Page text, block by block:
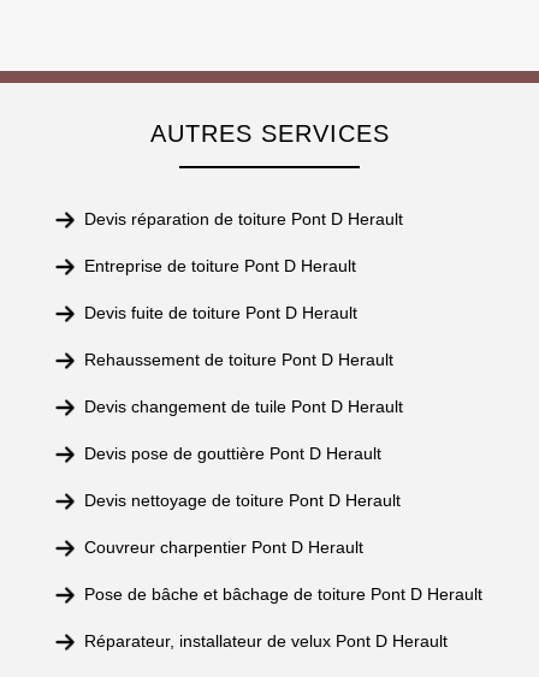
AUTRES SERVICES
Devis réparation de toiture Pont D Herault
Entreprise de toiture Pont D Herault
Devis fuite de toiture Pont D Herault
Rehaussement de toiture Pont D Herault
Devis changement de tuile Pont D Herault
Devis pose de gouttière Pont D Herault
Devis nettoyage de toiture Pont D Herault
Couvreur charpentier Pont D Herault
Pose de bâche et bâchage de toiture Pont D Herault
Réparateur, installateur de velux Pont D Herault